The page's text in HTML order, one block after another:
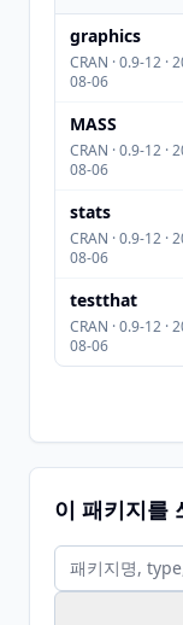
graphics
CRAN · 0.9-12 ·
08-06
MASS
CRAN · 0.9-12 ·
08-06
stats
CRAN · 0.9-12 ·
08-06
testthat
CRAN · 0.9-12 ·
08-06
이 패키지를